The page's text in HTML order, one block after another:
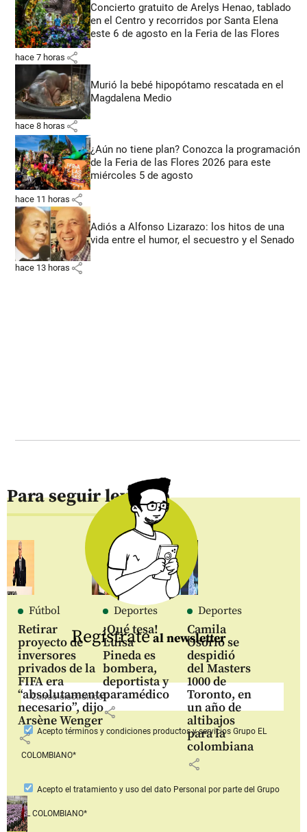
Concierto gratuito de Arelys Henao, tablado
en el Centro y recorridos por Santa Elena
este 6 de agosto en la Feria de las Flores
hace 7 horas share
Murió la bebé hipopótamo rescatada en el
Magdalena Medio
hace 8 horas share
¿Aún no tiene plan? Conozca la programación
de la Feria de las Flores 2026 para este
miércoles 5 de agosto
hace 11 horas share
Adiós a Alfonso Lizarazo: los hitos de una
vida entre el humor, el secuestro y el Senado
hace 13 horas share
Para seguir leyendo
Fútbol
Retirar
proyecto de
inversores
privados de la
FIFA era
“absolutamente
necesario”, dijo
Arsène Wenger
share
Deportes
¡Qué tesa!
Luisa
Pineda es
bombera,
deportista y
paramédico
share
Deportes
Camila
Osorio se
despidió
del Masters
1000 de
Toronto, en
un año de
altibajos
para la
colombiana
share
Regístrateal newsletter
Aceptotérminos y condiciones productos y serviciosGrupo EL
COLOMBIANO*
Acepto el tratamiento y uso del dato Personal por parte del Grupo
EL COLOMBIANO*